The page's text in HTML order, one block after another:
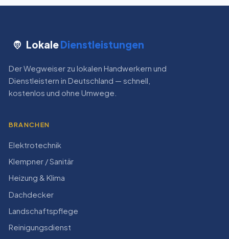
LokaleDienstleistungen
Der Wegweiser zu lokalen Handwerkern und
Dienstleistern in Deutschland — schnell,
kostenlos und ohne Umwege.
BRANCHEN
Elektrotechnik
Klempner / Sanitär
Heizung & Klima
Dachdecker
Landschaftspflege
Reinigungsdienst